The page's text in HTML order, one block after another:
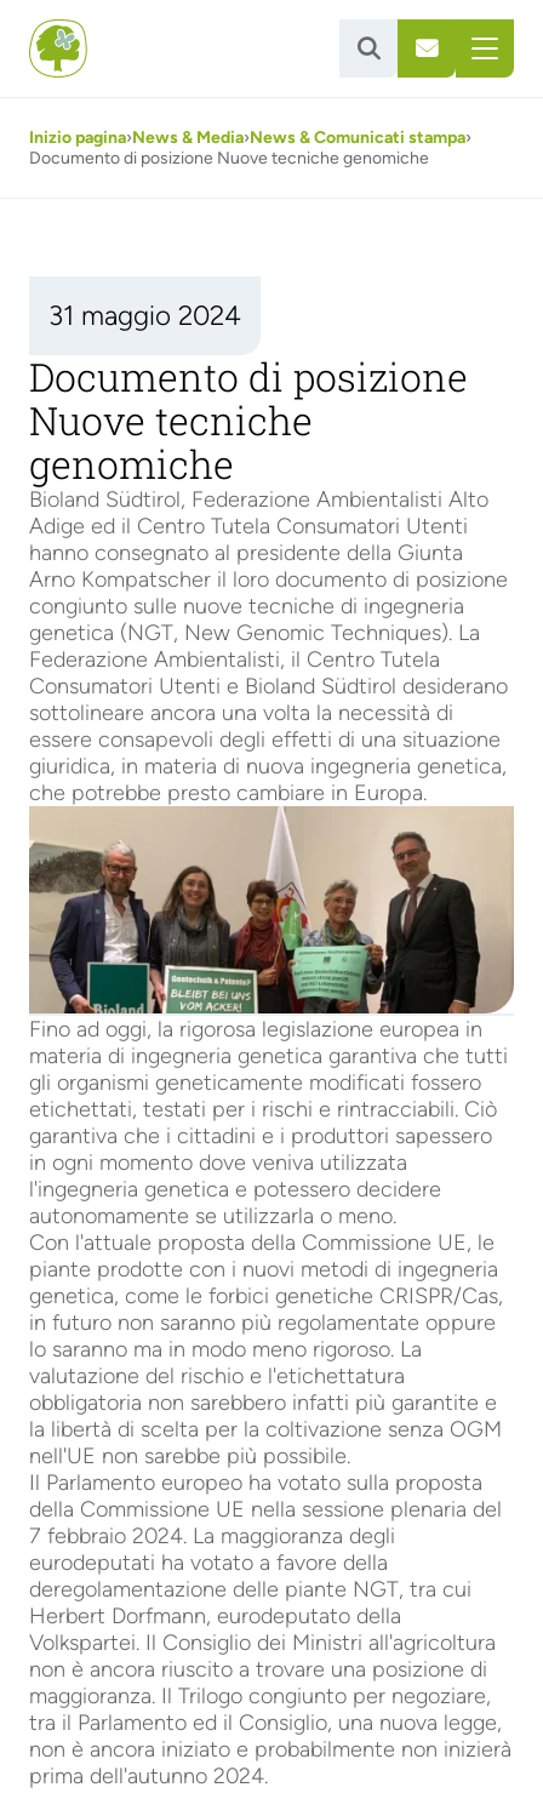
 
Inizio pagina›News & Media›News & Comunicati stampa›
Documento di posizione Nuove tecniche genomiche
31 maggio 2024
Documento di posizione
Nuove tecniche
genomiche
Bioland Südtirol, Federazione Ambientalisti Alto
Adige ed il Centro Tutela Consumatori Utenti
hanno consegnato al presidente della Giunta
Arno Kompatscher il loro documento di posizione
congiunto sulle nuove tecniche di ingegneria
genetica (NGT, New Genomic Techniques). La
Federazione Ambientalisti, il Centro Tutela
Consumatori Utenti e Bioland Südtirol desiderano
sottolineare ancora una volta la necessità di
essere consapevoli degli effetti di una situazione
giuridica, in materia di nuova ingegneria genetica,
che potrebbe presto cambiare in Europa.
Fino ad oggi, la rigorosa legislazione europea in
materia di ingegneria genetica garantiva che tutti
gli organismi geneticamente modificati fossero
etichettati, testati per i rischi e rintracciabili. Ciò
garantiva che i cittadini e i produttori sapessero
in ogni momento dove veniva utilizzata
l'ingegneria genetica e potessero decidere
autonomamente se utilizzarla o meno.
Con l'attuale proposta della Commissione UE, le
piante prodotte con i nuovi metodi di ingegneria
genetica, come le forbici genetiche CRISPR/Cas,
in futuro non saranno più regolamentate oppure
lo saranno ma in modo meno rigoroso. La
valutazione del rischio e l'etichettatura
obbligatoria non sarebbero infatti più garantite e
la libertà di scelta per la coltivazione senza OGM
nell'UE non sarebbe più possibile.
Il Parlamento europeo ha votato sulla proposta
della Commissione UE nella sessione plenaria del
7 febbraio 2024. La maggioranza degli
eurodeputati ha votato a favore della
deregolamentazione delle piante NGT, tra cui
Herbert Dorfmann, eurodeputato della
Volkspartei. Il Consiglio dei Ministri all'agricoltura
non è ancora riuscito a trovare una posizione di
maggioranza. Il Trilogo congiunto per negoziare,
tra il Parlamento ed il Consiglio, una nuova legge,
non è ancora iniziato e probabilmente non inizierà
prima dell'autunno 2024.